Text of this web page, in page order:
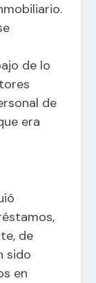
de lo
de
era
de
sido
en